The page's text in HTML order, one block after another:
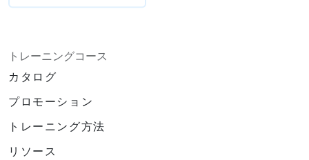
トレーニングコース
カタログ
プロモーション
トレーニング方法
リソース